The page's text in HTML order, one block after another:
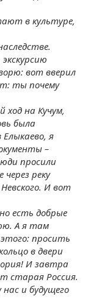
в культуре,
вот вверил
ты почему
ход на Кучум,
была
я
–
просили
реку
И вот
есть добрые
А я там
просить
в двери
И завтра
старая Россия.
и будущего